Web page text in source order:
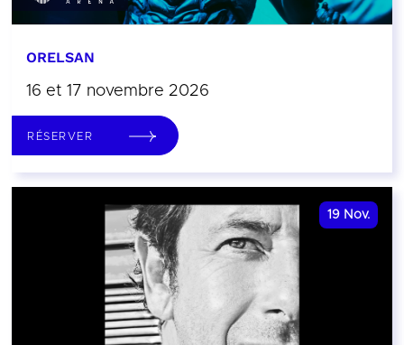
ORELSAN
16 et 17 novembre 2026
RÉSERVER
19 Nov.